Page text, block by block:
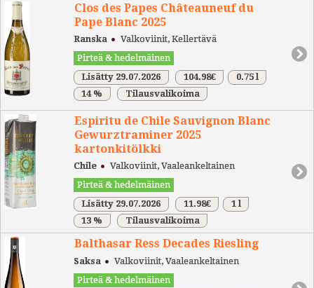
Clos des Papes Châteauneuf du
Pape Blanc 2025
Ranska
Valkoviinit, Kellertävä
Pirteä & hedelmäinen
Lisätty 29.07.2026
104.98€
0.75 l
14 %
Tilausvalikoima
Espiritu de Chile Sauvignon Blanc
Gewurztraminer 2025
kartonkitölkki
Chile
Valkoviinit, Vaaleankeltainen
Pirteä & hedelmäinen
Lisätty 29.07.2026
11.98€
1 l
13 %
Tilausvalikoima
Balthasar Ress Decades Riesling
Saksa
Valkoviinit, Vaaleankeltainen
Pirteä & hedelmäinen